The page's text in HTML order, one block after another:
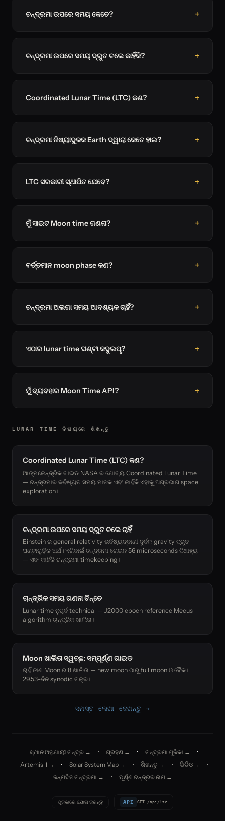
ଚନ୍ଦ୍ରମା ଉପରେ ସମୟ କେତେ?
ଚନ୍ଦ୍ରମା ଉପରେ ସମୟ ଦ୍ରୁତ ଚଲେ କାହିଁକି?
Coordinated Lunar Time (LTC) କଣ?
ଚନ୍ଦ୍ରମା ନିଷ୍ୟାଦୁଳକ Earth ଦ୍ୱାରା କେତେ ହାଇ?
LTC ସରକାରୀ ସ୍ଥାପିତ ଯେବେ?
ମୁଁ ସାଇଟ Moon time ଗଣନା?
ବର୍ତ୍ତମାନ moon phase କଣ?
ଚନ୍ଦ୍ରମା ଅଲଗା ସମୟ ଆବଶ୍ୟକ ଚାହିଁ?
ଏଠାର lunar time ଘଣ୍ଟା କଦୁଇପୃ?
ମୁଁ ବ୍ୟବହାର Moon Time API?
LUNAR TIME ବିଷୟରେ ଶିଖନ୍ତୁ
Coordinated Lunar Time (LTC) କଣ?
ଆତ୍ମକେନ୍ଦ୍ରିକ ଗାଇଡ NASA ର ଯୋଗ୍ୟ Coordinated Lunar Time
— ଚନ୍ଦ୍ରମାର ଭବିଷ୍ୟତ ସମୟ ମାନକ ଏବଂ କାହିଁକି ଏହାକୁ ଅଗ୍ରଭାଗ space
exploration।
ଚନ୍ଦ୍ରମା ଉପରେ ସମୟ ଦ୍ରୁତ ଚଲେ ଚାହିଁ
Einstein ର general relativity ଭବିଷ୍ୟଦ୍ବାଣୀ ଦୁର୍ବଳ gravity ଦ୍ରୁତ
ଘଣ୍ଟାଗୁଡ଼ିକ ଅର୍ଥ। ଏଗିବାଇଁ ଚନ୍ଦ୍ରମା ଗେଇନ 56 microseconds ଦିଥାହ୍ୟ
— ଏବଂ କାହିଁକି ଚନ୍ଦ୍ରମା timekeeping।
ଚାନ୍ଦ୍ରିକ ସମୟ ଗଣନା ଚିନ୍ତେ
Lunar time ନୁପୂର୍ବ technical — J2000 epoch reference Meeus
algorithm ଚାନ୍ଦ୍ରିକ ଖାଲିତା।
Moon ଖାଲିତା ସ୍ୱଚ୍ଛ: ସମ୍ପୂର୍ଣ୍ଣ ଗାଇଡ
ଚାହିଁ ଜାଣ Moon ର 8 ଖାଲିତା — new moon ଠାରୁ full moon ଓ ବୈକ।
29.53-ଦିନ synodic ଚକ୍ର।
ସମସ୍ତ ଲେଖା ଦେଖନ୍ତୁ →
ସ୍ଥାନ ଅନୁଯାୟୀ ଚନ୍ଦ୍ର → · ଗ୍ରହଣ → · ଚନ୍ଦ୍ରମା ପୂଜିକା → ·
Artemis II → · Solar System Map → · ଶିଖନ୍ତୁ → · ଭିଡିଓ → ·
ଜନ୍ମଦିନ ଚନ୍ଦ୍ରମା → · ପୂର୍ଣ୍ଣ ଚନ୍ଦ୍ରର ନାମ →
ପୂଜିକାରେ ଯୋଗ କରନ୍ତୁ API GET /api/ltc